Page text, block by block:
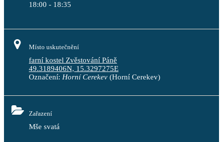
18:00 - 18:35
Místo uskutečnění
farní kostel Zvěstování Páně
49.3189406N, 15.3297275E
Označení: Horní Cerekev (Horní Cerekev)
Zařazení
Mše svatá